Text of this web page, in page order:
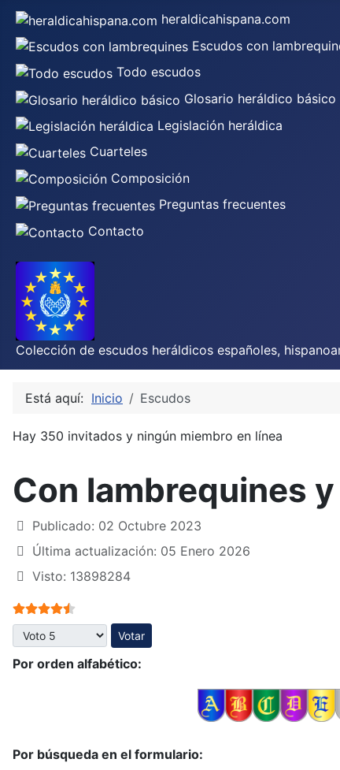
heraldicahispana.com
Escudos con
Todo escudos
Glosario heráldico básico
Legislación heráldica
Cuarteles
Composición
Preguntas frecuentes
Contacto
Colección de escudos heráldicos españoles,
Está aquí: Inicio Escudos
Hay 350 invitados y ningún miembro en línea
Con lambrequines
Publicado: 02 Octubre 2023
Última actualización: 05 Enero 2026
Visto: 13898284
Ratio:4.5/
Por favor, vote
Por orden alfabético:
Por búsqueda en el formulario: